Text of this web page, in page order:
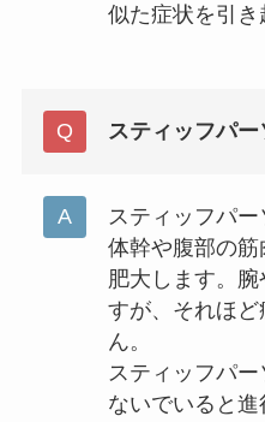
似た症状を引き
スティッフパ
スティッフパー
体幹や腹部の筋
肥大します。
すが、それほ
ん。
スティッフパ
ないでいると